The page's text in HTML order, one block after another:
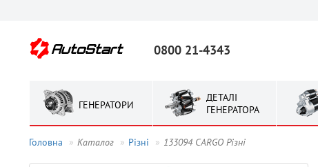
0800 21-4343
ГЕНЕРАТОРИ
ДЕТАЛІ
ГЕНЕРАТОРА
Головна Каталог Рiзнi 133094 CARGO Рiзнi